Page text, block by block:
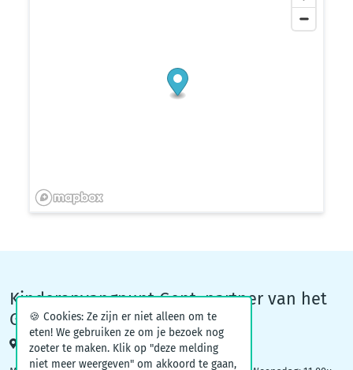
Kinderopvangpunt Gent, partner van het
Groeiteam
Woodrow Wilsonplein 1, 9000 Gent
🍪 Cookies: Ze zijn er niet alleen om te
eten! We gebruiken ze om je bezoek nog
zoeter te maken. Klik op "deze melding
niet meer weergeven" om akkoord te gaan,